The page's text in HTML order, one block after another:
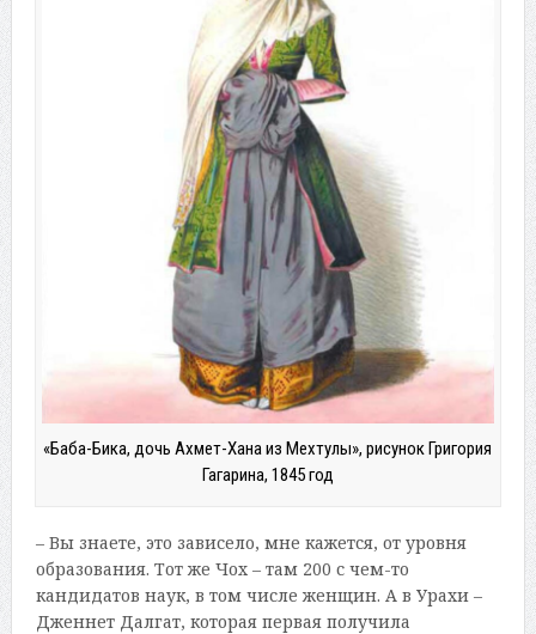
«Баба-Бика, дочь Ахмет-Хана из Мехтулы», рисунок Григория
Гагарина, 1845 год
– Вы знаете, это зависело, мне кажется, от уровня
образования. Тот же Чох – там 200 с чем-то
кандидатов наук, в том числе женщин. А в Урахи –
Дженнет Далгат, которая первая получила